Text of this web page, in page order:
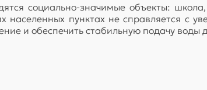
социально-значимые объекты:
населенных пунктах не справляется с
и обеспечить стабильную подачу воды